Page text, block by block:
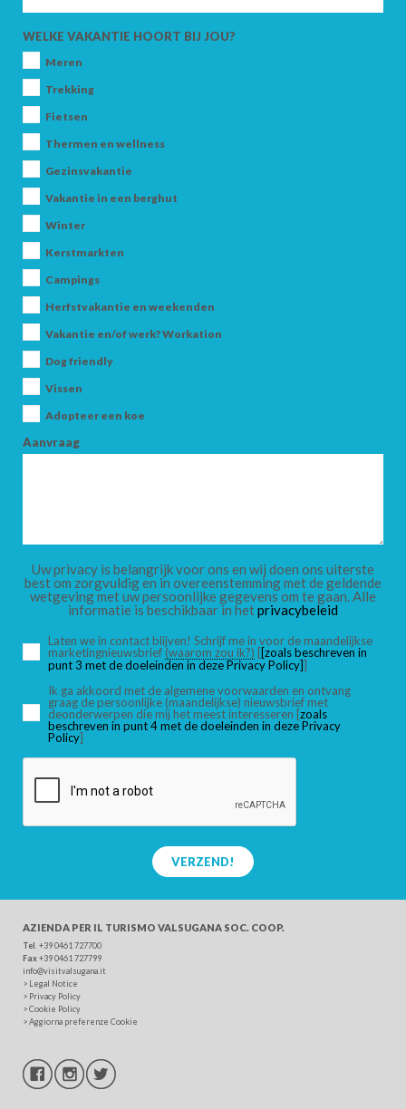
WELKE VAKANTIE HOORT BIJ JOU?
Meren
Trekking
Fietsen
Thermen en wellness
Gezinsvakantie
Vakantie in een berghut
Winter
Kerstmarkten
Campings
Herfstvakantie en weekenden
Vakantie en/of werk? Workation
Dog friendly
Vissen
Adopteer een koe
Aanvraag
Uw privacy is belangrijk voor ons en wij doen ons uiterste
best om zorgvuldig en in overeenstemming met de geldende
wetgeving met uw persoonlijke gegevens om te gaan. Alle
informatie is beschikbaar in hetprivacybeleid
Laten we in contact blijven! Schrijf me in voor de maandelijkse
marketingnieuwsbrief (waarom zou ik?) [[zoals beschreven in
punt 3 met de doeleinden in deze Privacy Policy]]
Ik ga akkoord met de algemene voorwaarden en ontvang
graag de persoonlijke (maandelijkse) nieuwsbrief met
deonderwerpen die mij het meest interesseren [zoals
beschreven in punt 4 met de doeleinden in deze Privacy
Policy]
VERZEND!
AZIENDA PER IL TURISMO VALSUGANA SOC. COOP.
Tel . +39 0461 727700
Fax+39 0461 727799
info@visitvalsugana.it
> Legal Notice
> Privacy Policy
>Cookie Policy
>Aggiorna preferenze Cookie